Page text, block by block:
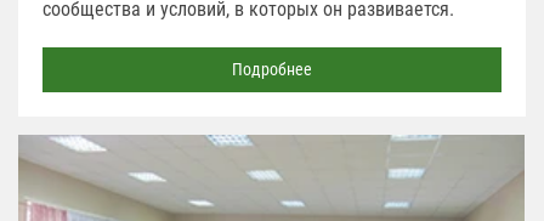
сообщества и условий, в которых он развивается.
Подробнее